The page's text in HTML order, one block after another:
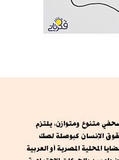
متنوع ومتوازن، يلتزم
حقوق الإنسان كبوصلة لصك
المحلية المصرية أو العربية